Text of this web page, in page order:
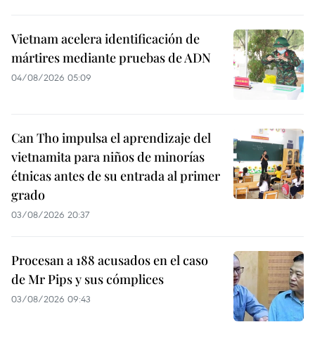
Vietnam acelera identificación de
mártires mediante pruebas de ADN
04/08/2026 05:09
Can Tho impulsa el aprendizaje del
vietnamita para niños de minorías
étnicas antes de su entrada al primer
grado
03/08/2026 20:37
Procesan a 188 acusados en el caso
de Mr Pips y sus cómplices
03/08/2026 09:43